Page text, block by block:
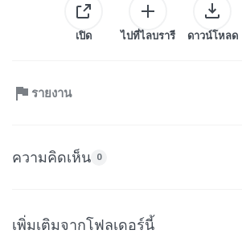
เปิด ไปที่ไลบรารี ดาวน์โหลด
รายงาน
ความคิดเห็น 0
เพิ่มเติมจากโฟลเดอร์นี้